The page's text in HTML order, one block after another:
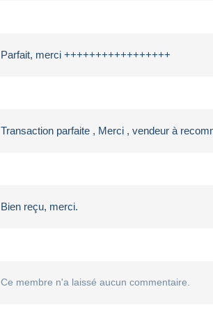
Parfait, merci +++++++++++++++++
Transaction parfaite , Merci , vendeur à
Bien reçu, merci.
Ce membre n'a laissé aucun commentaire.